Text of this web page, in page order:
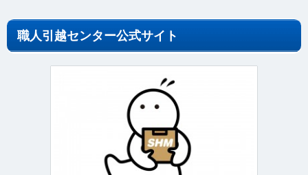
職人引越センター公式サイト